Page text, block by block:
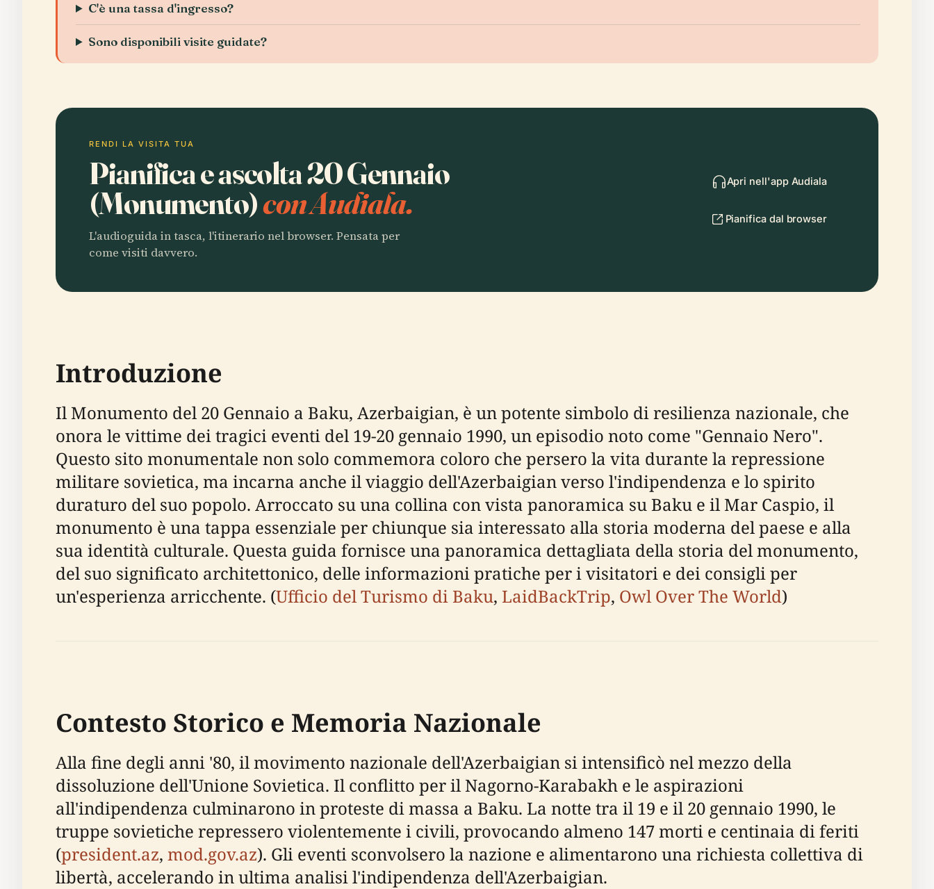
C'è una tassa d'ingresso?
Sono disponibili visite guidate?
RENDI LA VISITA TUA
Pianifica e ascolta 20 Gennaio
(Monumento)con Audiala.
L'audioguida in tasca, l'itinerario nel browser. Pensata per
come visiti davvero.
Apri nell'app Audiala
Pianifica dal browser
Introduzione
Il Monumento del 20 Gennaio a Baku, Azerbaigian, è un potente simbolo di resilienza nazionale, che
onora le vittime dei tragici eventi del 19-20 gennaio 1990, un episodio noto come "Gennaio Nero".
Questo sito monumentale non solo commemora coloro che persero la vita durante la repressione
militare sovietica, ma incarna anche il viaggio dell'Azerbaigian verso l'indipendenza e lo spirito
duraturo del suo popolo. Arroccato su una collina con vista panoramica su Baku e il Mar Caspio, il
monumento è una tappa essenziale per chiunque sia interessato alla storia moderna del paese e alla
sua identità culturale. Questa guida fornisce una panoramica dettagliata della storia del monumento,
del suo significato architettonico, delle informazioni pratiche per i visitatori e dei consigli per
un'esperienza arricchente. (Ufficio del Turismo di Baku, LaidBackTrip, Owl Over The World)
Contesto Storico e Memoria Nazionale
Alla fine degli anni '80, il movimento nazionale dell'Azerbaigian si intensificò nel mezzo della
dissoluzione dell'Unione Sovietica. Il conflitto per il Nagorno-Karabakh e le aspirazioni
all'indipendenza culminarono in proteste di massa a Baku. La notte tra il 19 e il 20 gennaio 1990, le
truppe sovietiche repressero violentemente i civili, provocando almeno 147 morti e centinaia di feriti
(president.az, mod.gov.az). Gli eventi sconvolsero la nazione e alimentarono una richiesta collettiva di
libertà, accelerando in ultima analisi l'indipendenza dell'Azerbaigian.